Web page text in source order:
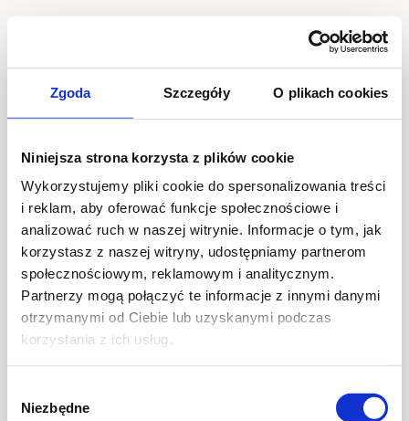
Zgoda Szczegóły O plikach cookies
Niniejsza strona korzysta z plików cookie
Wykorzystujemy pliki cookie do spersonalizowania treści
i reklam, aby oferować funkcje społecznościowe i
analizować ruch w naszej witrynie. Informacje o tym, jak
korzystasz z naszej witryny, udostępniamy partnerom
społecznościowym, reklamowym i analitycznym.
Partnerzy mogą połączyć te informacje z innymi danymi
otrzymanymi od Ciebie lub uzyskanymi podczas
korzystania z ich usług.
zgody
Niezbędne
Application Error
at To (https://www.prohairlab.pl/assets/
at ah (https://www.prohairlab.pl/assets/
at Oy (https://www.prohairlab.pl/assets/
at na (https://www.prohairlab.pl/assets/
at th (https://www.prohairlab.pl/assets/
at eh (https://www.prohairlab.pl/assets/
at MessagePort.ae (https://